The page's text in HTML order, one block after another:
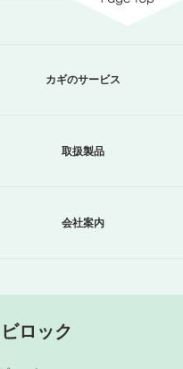
カギのサービス
取扱製品
会社案内
ロック